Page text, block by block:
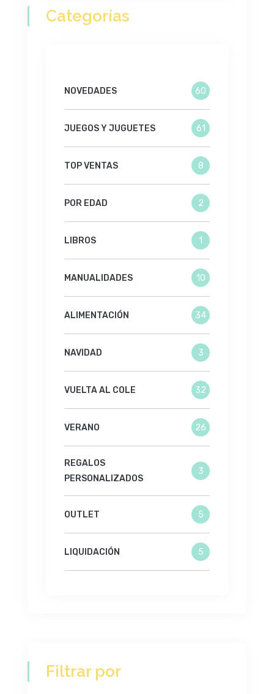
Filtrar por
Categorías
NOVEDADES 60
JUEGOS Y JUGUETES 61
TOP VENTAS 8
POR EDAD 2
LIBROS 1
MANUALIDADES 10
ALIMENTACIÓN 34
NAVIDAD 3
VUELTA AL COLE 32
VERANO 26
REGALOS
PERSONALIZADOS
3
OUTLET 5
LIQUIDACIÓN 5